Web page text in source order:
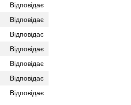
Відповідає
Відповідає
Відповідає
Відповідає
Відповідає
Відповідає
Відповідає